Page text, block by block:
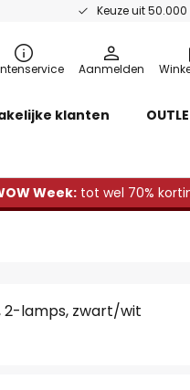
Keuze uit
Aanmelden
klanten
Week: tot wel 70%
2-lamps, zwart/wit